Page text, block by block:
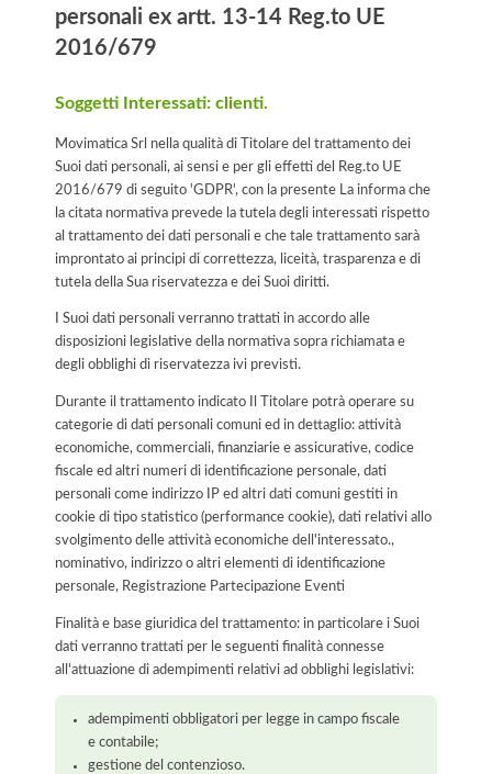
personali ex artt. 13-14 Reg.to UE
2016/679
Soggetti Interessati: clienti.
Movimatica Srl nella qualità di Titolare del trattamento dei
Suoi dati personali, ai sensi e per gli effetti del Reg.to UE
2016/679 di seguito 'GDPR', con la presente La informa che
la citata normativa prevede la tutela degli interessati rispetto
al trattamento dei dati personali e che tale trattamento sarà
improntato ai principi di correttezza, liceità, trasparenza e di
tutela della Sua riservatezza e dei Suoi diritti.
I Suoi dati personali verranno trattati in accordo alle
disposizioni legislative della normativa sopra richiamata e
degli obblighi di riservatezza ivi previsti.
Durante il trattamento indicato Il Titolare potrà operare su
categorie di dati personali comuni ed in dettaglio: attività
economiche, commerciali, finanziarie e assicurative, codice
fiscale ed altri numeri di identificazione personale, dati
personali come indirizzo IP ed altri dati comuni gestiti in
cookie di tipo statistico (performance cookie), dati relativi allo
svolgimento delle attività economiche dell'interessato.,
nominativo, indirizzo o altri elementi di identificazione
personale, Registrazione Partecipazione Eventi
Finalità e base giuridica del trattamento: in particolare i Suoi
dati verranno trattati per le seguenti finalità connesse
all'attuazione di adempimenti relativi ad obblighi legislativi:
adempimenti obbligatori per legge in campo fiscale
e contabile;
gestione del contenzioso.